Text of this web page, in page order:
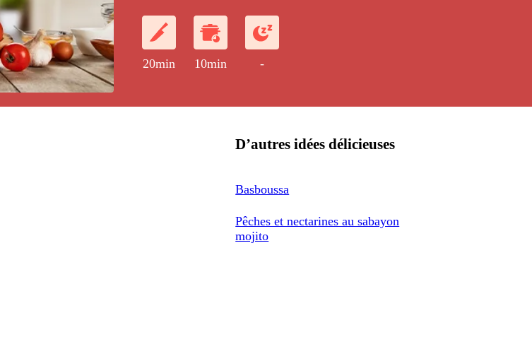
20min 10min -
D’autres idées délicieuses
Basboussa
Pêches et nectarines au sabayon
mojito